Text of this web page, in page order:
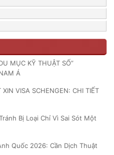
MỤC KỸ THUẬT SỐ”
Á
VISA SCHENGEN: CHI TIẾT
Bị Loại Chỉ Vì Sai Sót Một
Quốc 2026: Cần Dịch Thuật